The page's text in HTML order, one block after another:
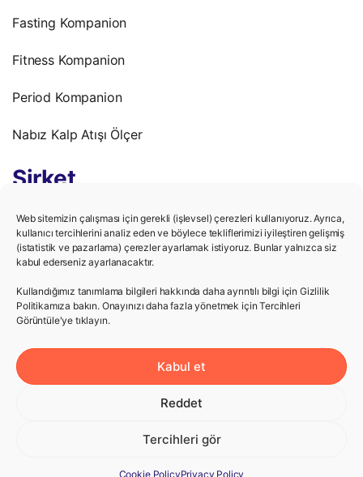
Web sitemizin çalışması için gerekli (işlevsel) çerezleri kullanıyoruz. Ayrıca,
kullanıcı tercihlerini analiz eden ve böylece tekliflerimizi iyileştiren gelişmiş
(istatistik ve pazarlama) çerezler ayarlamak istiyoruz. Bunlar yalnızca siz
kabul ederseniz ayarlanacaktır.
Kullandığımız tanımlama bilgileri hakkında daha ayrıntılı bilgi için Gizlilik
Politikamıza bakın. Onayınızı daha fazla yönetmek için Tercihleri ​​
Görüntüle'ye tıklayın.
Kabul et
Reddet
Tercihleri gör
Cookie PolicyPrivacy Policy
Fasting Kompanion
Fitness Kompanion
Period Kompanion
Nabız Kalp Atışı Ölçer
Şirket
Gizlilik Politikası
Kullanım Şartları
Kariyer
Yardım
Destek Merkezi